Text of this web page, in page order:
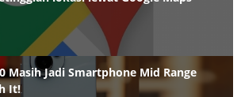
Masih Jadi Smartphone Mid Range
It!